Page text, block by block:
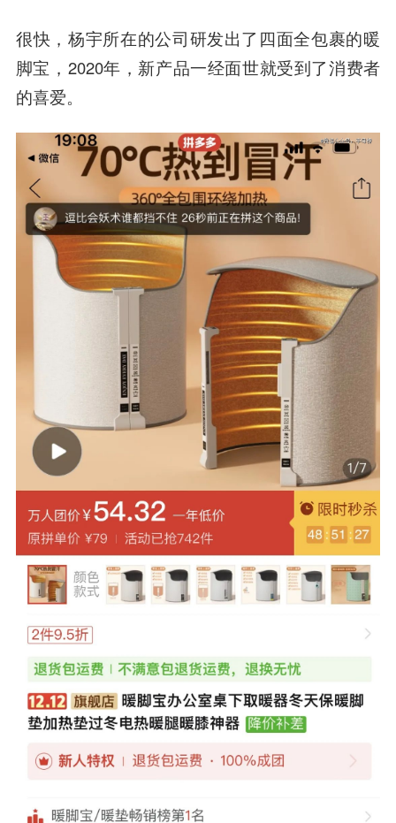
很快，杨宇所在的公司研发出了四面全包裹的暖
脚宝，2020年，新产品一经面世就受到了消费者
的喜爱。